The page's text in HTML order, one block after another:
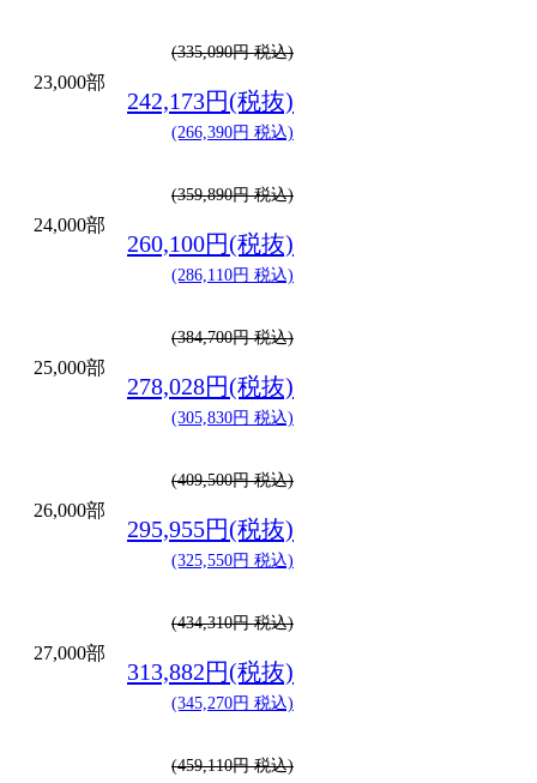
23,000部
(335,090円 税込)
242,173円(税抜)
(266,390円 税込)
24,000部
(359,890円 税込)
260,100円(税抜)
(286,110円 税込)
25,000部
(384,700円 税込)
278,028円(税抜)
(305,830円 税込)
26,000部
(409,500円 税込)
295,955円(税抜)
(325,550円 税込)
27,000部
(434,310円 税込)
313,882円(税抜)
(345,270円 税込)
(459,110円 税込)